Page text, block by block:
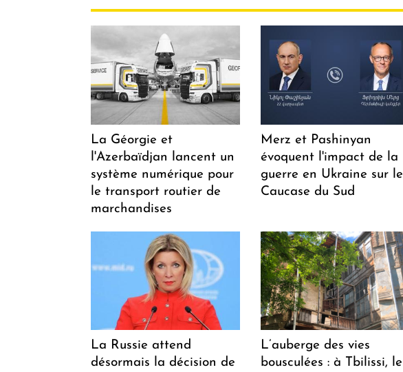
La Géorgie et
l'Azerbaïdjan lancent un
système numérique pour
le transport routier de
marchandises
Merz et Pashinyan
évoquent l'impact de la
guerre en Ukraine sur le
Caucase du Sud
La Russie attend
désormais la décision de
L’auberge des vies
bousculées : à Tbilissi, le